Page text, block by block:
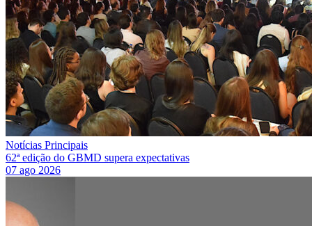
Notícias Principais
62ª edição do GBMD supera expectativas
07 ago 2026